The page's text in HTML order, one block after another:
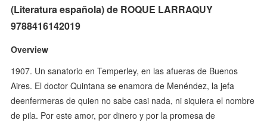
(Literatura española) de ROQUE LARRAQUY
9788416142019
Overview
1907. Un sanatorio en Temperley, en las afueras de Buenos
Aires. El doctor Quintana se enamora de Menéndez, la jefa
deenfermeras de quien no sabe casi nada, ni siquiera el nombre
de pila. Por este amor, por dinero y por la promesa de